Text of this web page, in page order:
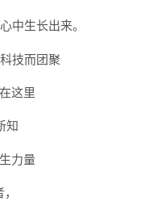
中生长出来。
技而团聚
这里
知
力量